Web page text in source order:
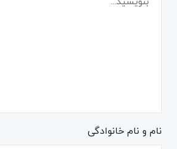
نام و نام خانوادگی